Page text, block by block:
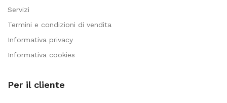
Servizi
Termini e condizioni di vendita
Informativa privacy
Informativa cookies
Per il cliente